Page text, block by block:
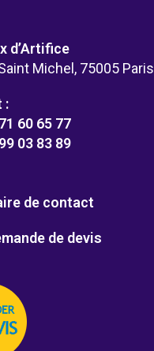
d’Artifice
Michel, 75005 Paris
:
60 65 77
03 83 89
de contact
de devis